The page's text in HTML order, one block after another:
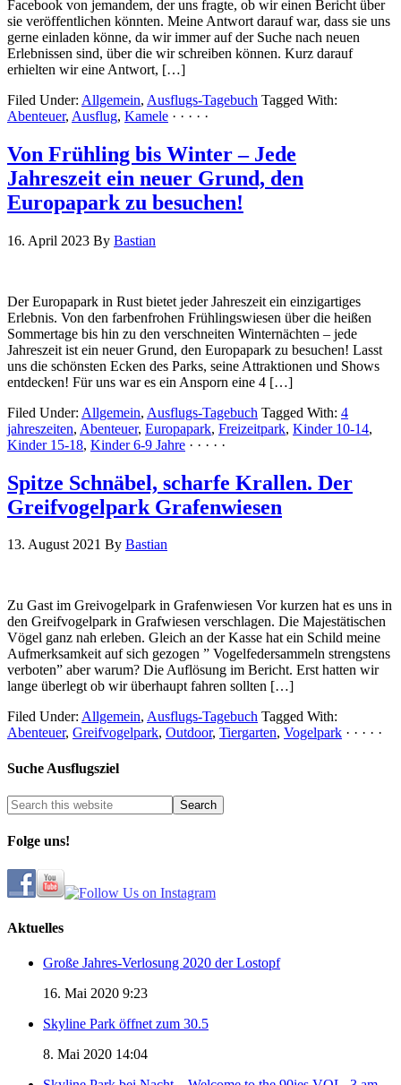
Facebook von jemandem, der uns fragte, ob wir einen Bericht über
sie veröffentlichen könnten. Meine Antwort darauf war, dass sie uns
gerne einladen könne, da wir immer auf der Suche nach neuen
Erlebnissen sind, über die wir schreiben können. Kurz darauf
erhielten wir eine Antwort, […]
Filed Under: Allgemein, Ausflugs-Tagebuch Tagged With:
Abenteuer, Ausflug, Kamele · · · · ·
Von Frühling bis Winter – Jede
Jahreszeit ein neuer Grund, den
Europapark zu besuchen!
16. April 2023 By Bastian
Der Europapark in Rust bietet jeder Jahreszeit ein einzigartiges
Erlebnis. Von den farbenfrohen Frühlingswiesen über die heißen
Sommertage bis hin zu den verschneiten Winternächten – jede
Jahreszeit ist ein neuer Grund, den Europapark zu besuchen! Lasst
uns die schönsten Ecken des Parks, seine Attraktionen und Shows
entdecken! Für uns war es ein Ansporn eine 4 […]
Filed Under: Allgemein, Ausflugs-Tagebuch Tagged With: 4
jahreszeiten, Abenteuer, Europapark, Freizeitpark, Kinder 10-14,
Kinder 15-18, Kinder 6-9 Jahre · · · · ·
Spitze Schnäbel, scharfe Krallen. Der
Greifvogelpark Grafenwiesen
13. August 2021 By Bastian
Zu Gast im Greivogelpark in Grafenwiesen Vor kurzen hat es uns in
den Greifvogelpark in Grafwiesen verschlagen. Die Majestätischen
Vögel ganz nah erleben. Gleich an der Kasse hat ein Schild meine
Aufmerksamkeit auf sich gezogen ” Vogelfedersammeln strengstens
verboten” aber warum? Die Auflösung im Bericht. Erst hatten wir
lange überlegt ob wir überhaupt fahren sollten […]
Filed Under: Allgemein, Ausflugs-Tagebuch Tagged With:
Abenteuer, Greifvogelpark, Outdoor, Tiergarten, Vogelpark · · · · ·
Suche Ausflugsziel
Folge uns!
Aktuelles
Große Jahres-Verlosung 2020 der Lostopf
16. Mai 2020 9:23
Skyline Park öffnet zum 30.5
8. Mai 2020 14:04